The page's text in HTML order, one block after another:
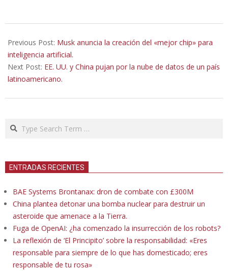
09-
17
Previous Post: Musk anuncia la creación del «mejor chip» para
inteligencia artificial.
Next Post: EE. UU. y China pujan por la nube de datos de un país
latinoamericano.
Search
ENTRADAS RECIENTES
BAE Systems Brontanax: dron de combate con £300M
China plantea detonar una bomba nuclear para destruir un
asteroide que amenace a la Tierra.
Fuga de OpenAI: ¿ha comenzado la insurrección de los robots?
La reflexión de ‘El Principito’ sobre la responsabilidad: «Eres
responsable para siempre de lo que has domesticado; eres
responsable de tu rosa»